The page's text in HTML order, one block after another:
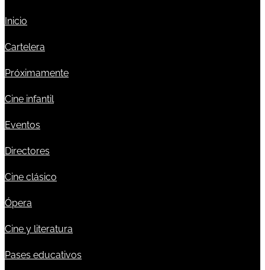
Inicio
Cartelera
Próximamente
Cine infantil
Eventos
Directores
Cine clásico
Ópera
Cine y literatura
Pases educativos